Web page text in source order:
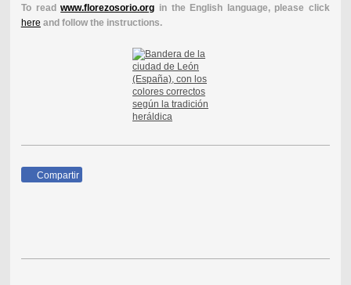
To readwww.florezosorio.org in the English language, please click
here and follow the instructions.
Compartir